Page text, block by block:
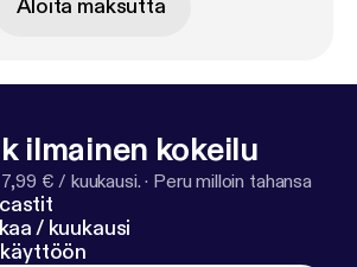
Aloita maksutta
ilmainen kokeilu
€ / kuukausi. · Peru milloin tahansa
/ kuukausi